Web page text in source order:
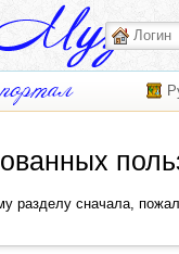
разделу сначала,